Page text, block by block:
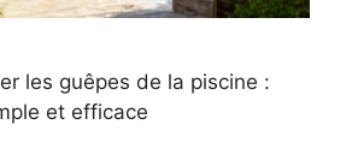
les guêpes de la piscine :
et efficace